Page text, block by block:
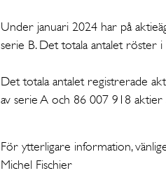
Under januari 2024 har på
serie B. Det totala antalet röster
Det totala antalet registrerade
av serie A och 86 007 918 aktier
För ytterligare information,
Michel Fischier